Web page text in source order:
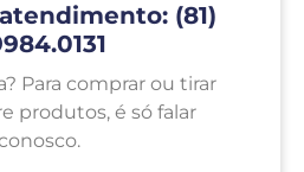
(81)
Para comprar ou tirar
produtos, é só falar